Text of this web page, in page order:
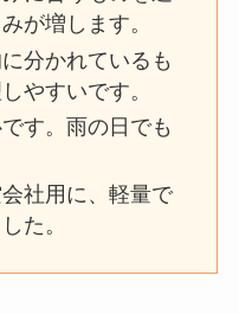
が増します。
分かれているも
やすいです。
す。雨の日でも
社用に、軽量で
た。